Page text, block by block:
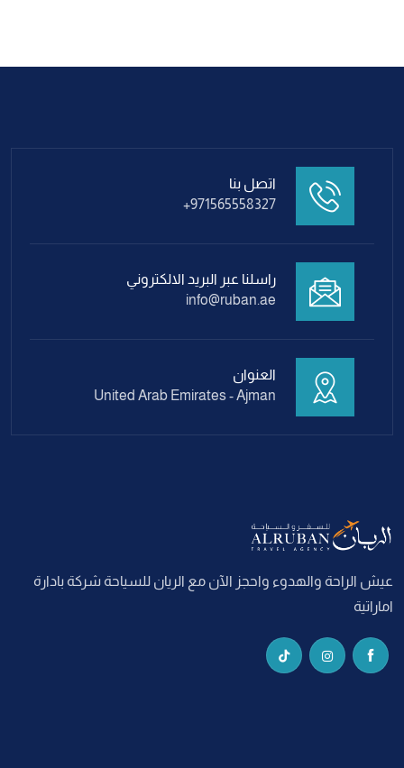
اتصل بنا
+971565558327
راسلنا عبر البريد الالكتروني
info@ruban.ae
العنوان
United Arab Emirates - Ajman
عيش الراحة والهدوء واحجز الآن مع الريان للسياحة شركة بادارة
اماراتية